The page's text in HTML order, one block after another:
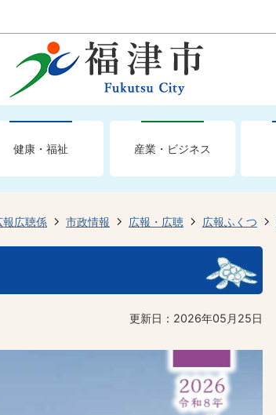
健康・福祉 産業・ビジネス
報広聴係 市政情報 広報・広聴 広報ふくつ
更新日：2026年05月25日